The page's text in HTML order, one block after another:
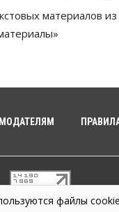
материалов
файлы